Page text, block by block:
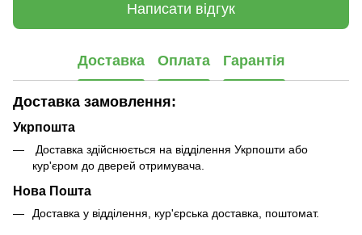
Написати відгук
Доставка Оплата Гарантія
Доставка замовлення:
Укрпошта
Доставка здійснюється на відділення Укрпошти або
кур'єром до дверей отримувача.
Нова Пошта
Доставка у відділення, кур'єрська доставка, поштомат.